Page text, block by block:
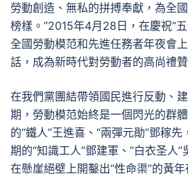
勞動創造、無私的拼搏奉獻，為全
榜樣。”2015年4月28日，在慶祝“
全國勞動模范和先進任務者年夜會
話，成為新時代對勞動者的高尚禮贊
在我們黨團結帶領國民進行反動、
期，勞動模范始終是一個閃光的群
的“鐵人”王進喜、“兩彈元勛”鄧稼
期的“知識工人”鄧建軍、“白衣圣人
在懸崖絕壁上開鑿出“性命渠”的黃